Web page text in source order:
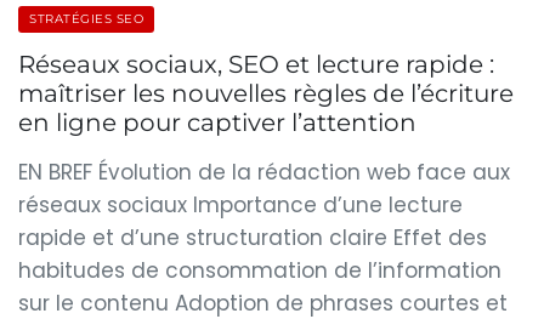
STRATÉGIES SEO
Réseaux sociaux, SEO et lecture rapide :
maîtriser les nouvelles règles de l’écriture
en ligne pour captiver l’attention
EN BREF Évolution de la rédaction web face aux
réseaux sociaux Importance d’une lecture
rapide et d’une structuration claire Effet des
habitudes de consommation de l’information
sur le contenu Adoption de phrases courtes et